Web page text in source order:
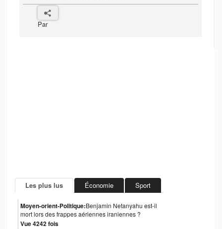
Par
Les plus lus Économie Sport
Moyen-orient-Politique:Benjamin Netanyahu est-il
mort lors des frappes aériennes iraniennes ?
Vue 4242 fois